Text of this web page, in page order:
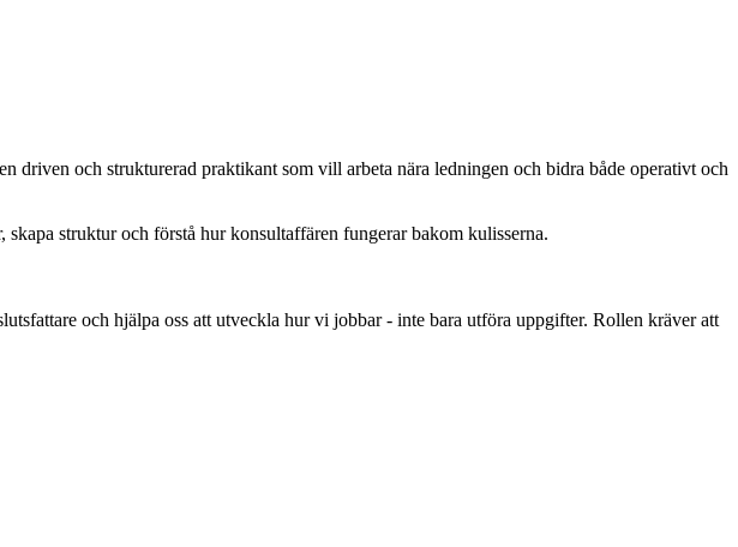
och strukturerad praktikant som vill arbeta nära ledningen och bidra både operativt och
skapa struktur och förstå hur konsultaffären fungerar bakom kulisserna.
och hjälpa oss att utveckla hur vi jobbar - inte bara utföra uppgifter. Rollen kräver att